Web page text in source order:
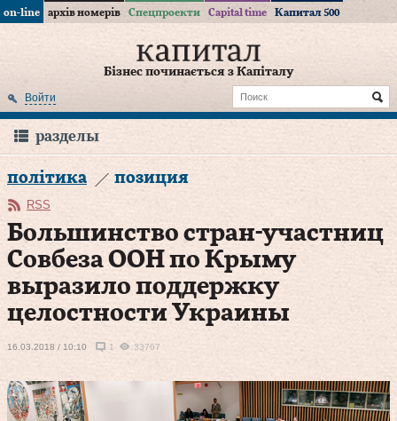
on-line архів номерів Спецпроекти Capital time Капитал 500
Бізнес починається з Капіталу
Войти
разделы
політика позиция
RSS
Большинство стран-участниц
Совбеза ООН по Крыму
выразило поддержку
целостности Украины
16.03.2018 / 10:10 1 33767